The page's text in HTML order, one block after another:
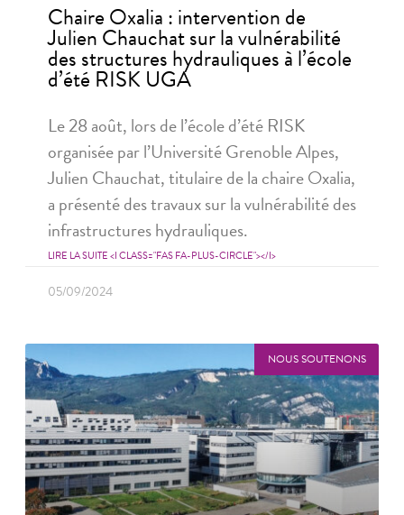
Chaire Oxalia : intervention de
Julien Chauchat sur la vulnérabilité
des structures hydrauliques à l’école
d’été RISK UGA
Le 28 août, lors de l’école d’été RISK
organisée par l’Université Grenoble Alpes,
Julien Chauchat, titulaire de la chaire Oxalia,
a présenté des travaux sur la vulnérabilité des
infrastructures hydrauliques.
LIRE LA SUITE <I CLASS="FAS FA-PLUS-CIRCLE"></I>
05/09/2024
NOUS SOUTENONS